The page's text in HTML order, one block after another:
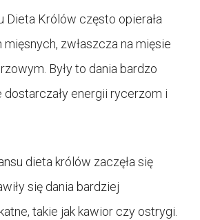
Dieta Królów często opierała
zwłaszcza na mięsie
Były to dania bardzo
dostarczały energii rycerzom i
dieta królów zaczęła się
się dania bardziej
takie jak kawior czy ostrygi.